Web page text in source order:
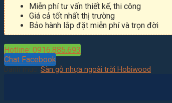
Miễn phí tư vấn thiết kế, thi công
Giá cả tốt nhất thị trường
Bảo hành lắp đặt miễn phí và trọn đời
Hotline: 0916.885.693
Chat Facebook
Danh mục: Sàn gỗ nhựa ngoài trời Hobiwood